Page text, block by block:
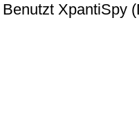
Benutzt XpantiSpy